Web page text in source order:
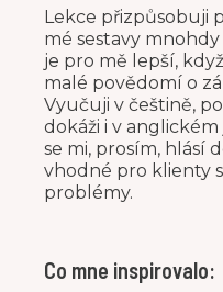
Lekce přizpůsobuji
mé sestavy
je pro mě lepší,
malé povědomí o
Vyučuji v češtině,
dokáži i v
se mi, prosím, hlásí
vhodné pro klienty
problémy.
Co mne inspirovalo: